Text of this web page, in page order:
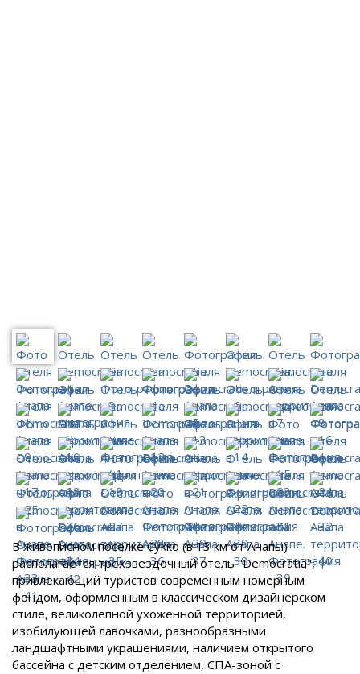
В живописном поселке Сукко (в 13 км от Анапы)
располагается трехзвездочный отель "Democratia",
привлекающий туристов современным номерным
фондом, оформленным в классическом дизайнерском
стиле, великолепной ухоженной территорией,
изобилующей лавочками, разнообразными
ландшафтными украшениями, наличием открытого
бассейна с детским отделением, СПА-зоной с